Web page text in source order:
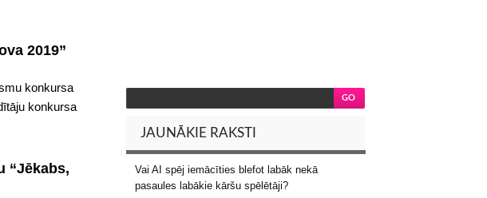
2019”
konkursa
konkursa
“Jēkabs,
JAUNĀKIE RAKSTI
Vai AI spēj iemācīties blefot labāk nekā
pasaules labākie kāršu spēlētāji?